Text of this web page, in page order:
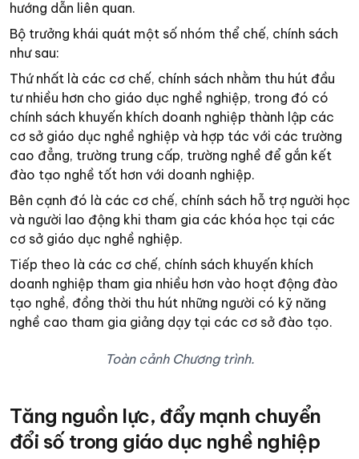
hướng dẫn liên quan.
Bộ trưởng khái quát một số nhóm thể chế, chính sách
như sau:
Thứ nhất là các cơ chế, chính sách nhằm thu hút đầu
tư nhiều hơn cho giáo dục nghề nghiệp, trong đó có
chính sách khuyến khích doanh nghiệp thành lập các
cơ sở giáo dục nghề nghiệp và hợp tác với các trường
cao đẳng, trường trung cấp, trường nghề để gắn kết
đào tạo nghề tốt hơn với doanh nghiệp.
Bên cạnh đó là các cơ chế, chính sách hỗ trợ người học
và người lao động khi tham gia các khóa học tại các
cơ sở giáo dục nghề nghiệp.
Tiếp theo là các cơ chế, chính sách khuyến khích
doanh nghiệp tham gia nhiều hơn vào hoạt động đào
tạo nghề, đồng thời thu hút những người có kỹ năng
nghề cao tham gia giảng dạy tại các cơ sở đào tạo.
Toàn cảnh Chương trình.
Tăng nguồn lực, đẩy mạnh chuyển
đổi số trong giáo dục nghề nghiệp